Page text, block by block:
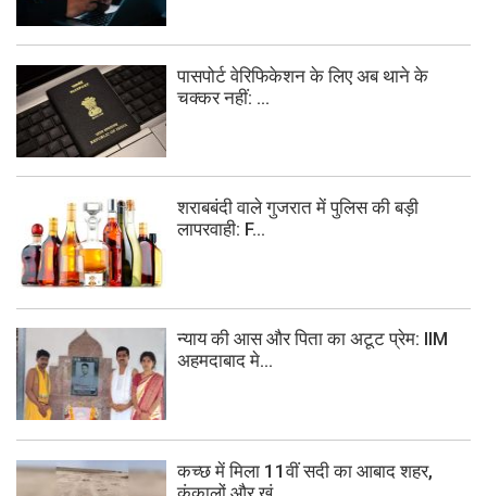
पासपोर्ट वेरिफिकेशन के लिए अब थाने के
चक्कर नहीं: ...
शराबबंदी वाले गुजरात में पुलिस की बड़ी
लापरवाही: F...
न्याय की आस और पिता का अटूट प्रेम: IIM
अहमदाबाद मे...
कच्छ में मिला 11वीं सदी का आबाद शहर,